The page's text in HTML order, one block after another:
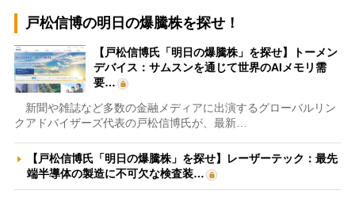
戸松信博の明日の爆騰株を探せ！
【戸松信博氏「明日の爆騰株」を探せ】トーメン
デバイス：サムスンを通じて世界のAIメモリ需
要…
新聞や雑誌など多数の金融メディアに出演するグローバルリン
クアドバイザーズ代表の戸松信博氏が、最新…
【戸松信博氏「明日の爆騰株」を探せ】レーザーテック：最先
端半導体の製造に不可欠な検査装…